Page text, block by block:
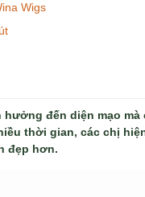
Wigs
đến diện mạo
thời gian, các chị
đẹp hơn.